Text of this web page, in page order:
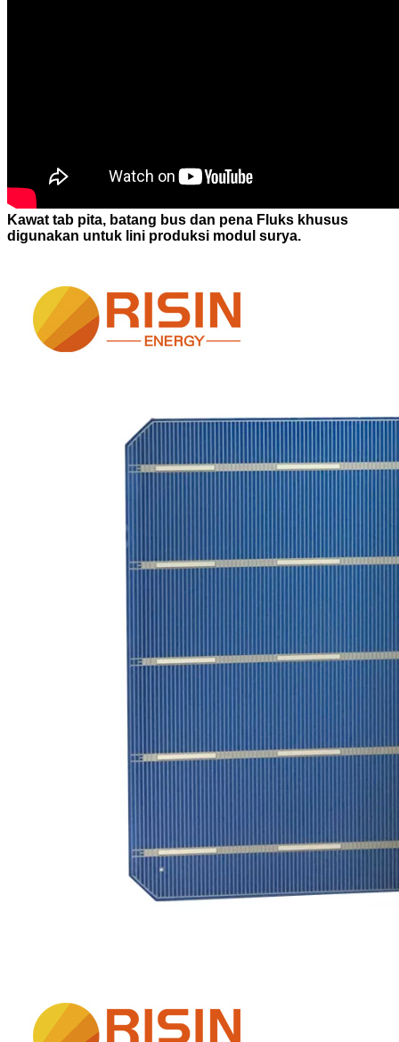
Kawat tab pita, batang bus dan pena Fluks khusus
digunakan untuk lini produksi modul surya.